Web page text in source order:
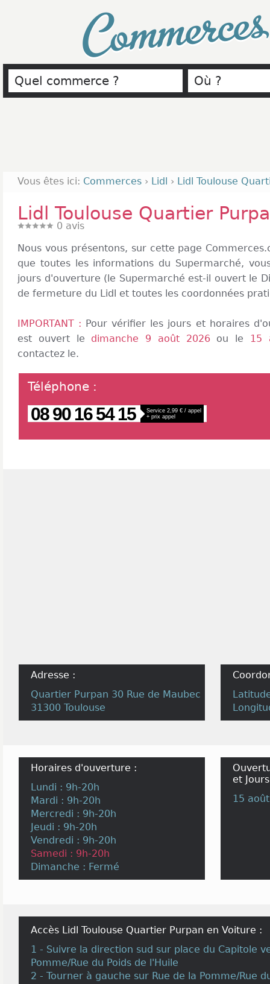
Vous êtes ici: Commerces › Lidl › Lidl Toulouse
Lidl Toulouse Quartier
0 avis
Nous vous présentons, sur cette page
que toutes les informations du Supermarché,
jours d'ouverture (le Supermarché est-il ouvert le
de fermeture du Lidl et toutes les coordonnées
IMPORTANT : Pour vérifier les jours et horaires
est ouvert le dimanche 9 août 2026ou le 15
contactez le.
Téléphone :
08 90 16 54 15
Service 2,99 € / appel
+ prix appel
Adresse :
Quartier Purpan 30 Rue de Maubec
31300 Toulouse
Horaires d'ouverture :
Lundi : 9h-20h
Mardi : 9h-20h
Mercredi : 9h-20h
Jeudi : 9h-20h
Vendredi : 9h-20h
Samedi : 9h-20h
Dimanche : Fermé
et
15 août
Accès Lidl Toulouse Quartier Purpan en Voiture :
1 - Suivre la direction sud sur place du Capitole
Pomme/Rue du Poids de l'Huile
2 - Tourner à gauche sur Rue de la Pomme/Rue